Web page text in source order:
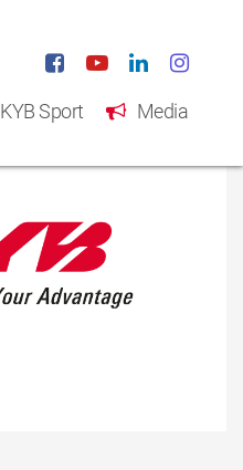
KYB Sport Media